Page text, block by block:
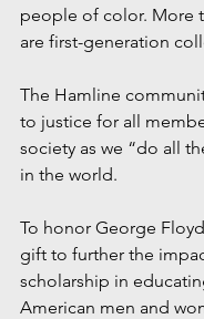
people of color. More
are first-generation
The Hamline
to justice for all
society as we “do all
in the world.
To honor George
gift to further the
scholarship in
American men and